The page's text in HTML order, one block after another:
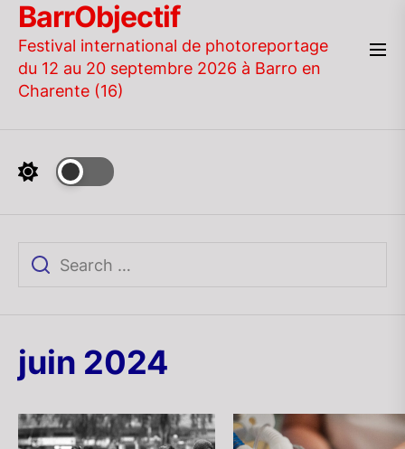
Skip
the
content
BarrObjectif
Festival international de photoreportage
du 12 au 20 septembre 2026 à Barro en
Charente (16)
juin 2024